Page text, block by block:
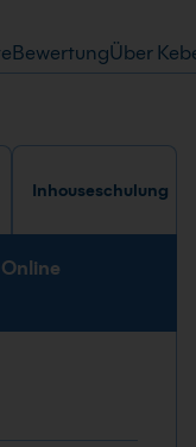
BewertungÜber
Inhouseschulung